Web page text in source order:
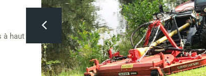
à haut